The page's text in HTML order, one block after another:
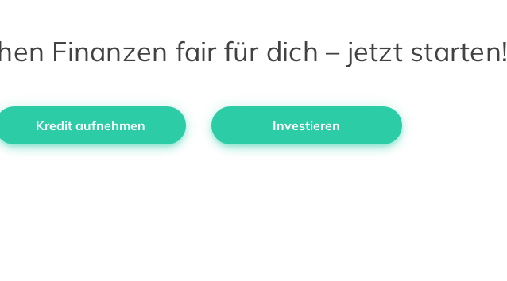
Finanzen fair für dich – jetzt starten!
Kredit aufnehmen Investieren